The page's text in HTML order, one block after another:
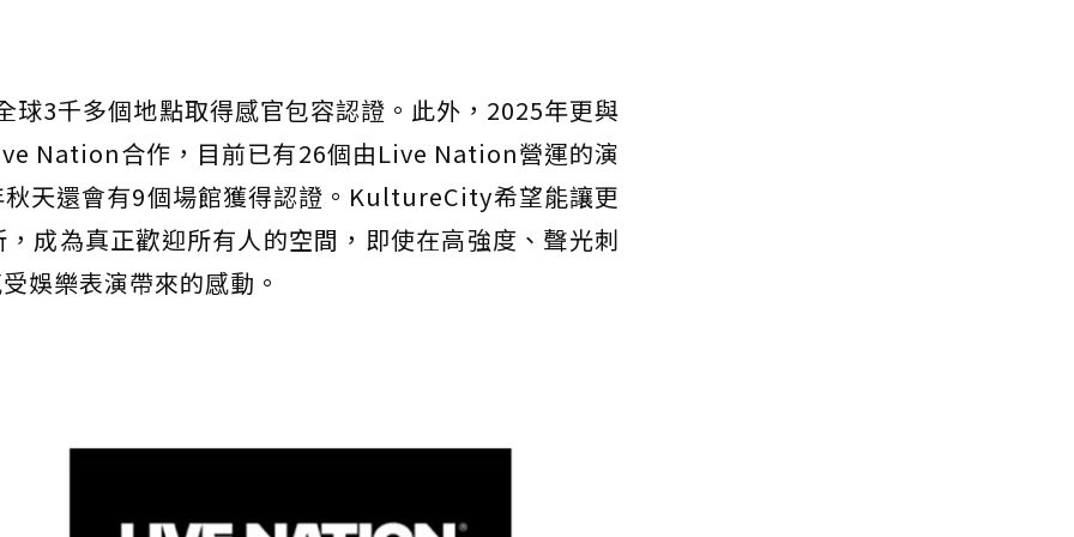
3千多個地點取得感官包容認證。此外，2025年更與
Nation合作，目前已有26個由Live Nation營運的演
天還會有9個場館獲得認證。KultureCity希望能讓更
成為真正歡迎所有人的空間，即使在高強度、聲光刺
娛樂表演帶來的感動。